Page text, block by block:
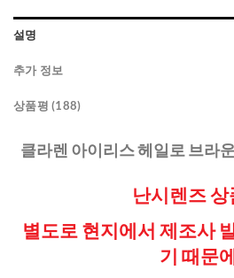
설명
추가 정보
상품평 (188)
클라렌 아이리스 헤일로 브라
난시렌즈 상
별도로 현지에서 제조사
기 때문